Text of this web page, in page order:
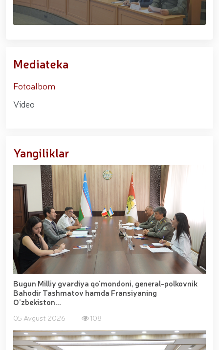
Mediateka
Fotoalbom
Video
Yangiliklar
Bugun Milliy gvardiya qo‘mondoni, general-polkovnik
Bahodir Tashmatov hamda Fransiyaning
O‘zbekiston...
05 Avgust 2026 108